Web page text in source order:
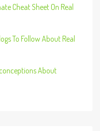
Cheat Sheet On Real
To Follow About Real
About